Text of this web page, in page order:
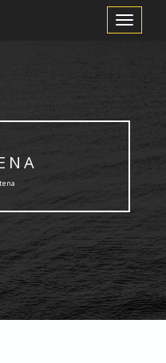
Toggle
Navigation